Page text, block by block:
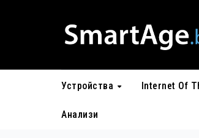
Устройства Internet Of
Анализи